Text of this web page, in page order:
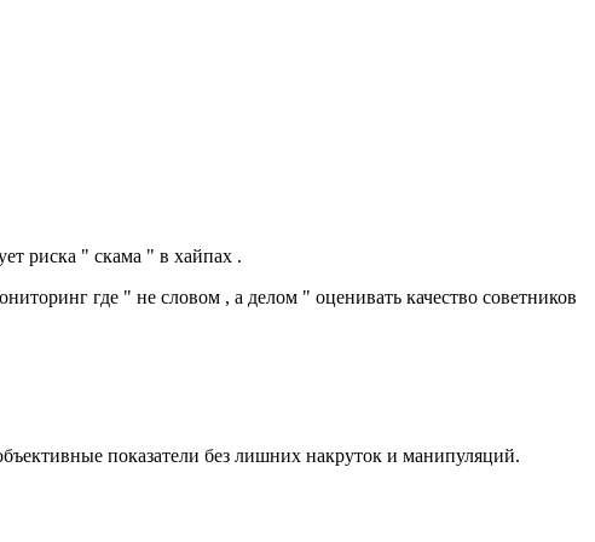
риска " скама " в хайпах .
где " не словом , а делом " оценивать качество советников
показатели без лишних накруток и манипуляций.